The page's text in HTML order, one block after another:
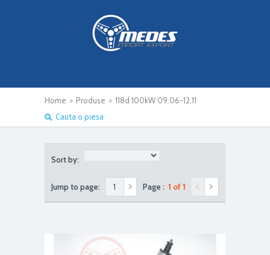
Home > Produse > 118d 100kW 09.06-12.11
Cauta o piesa
Sort by:
Jump to page: Page : 1 of 1